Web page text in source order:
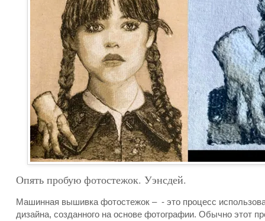
Опять пробую фотостежок. Уэнсдей.
Машинная вышивка фотостежок – - это процесс
дизайна, созданного на основе фотографии. Обычно этот